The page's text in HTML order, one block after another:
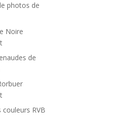
photos de
Noire
de
RVB